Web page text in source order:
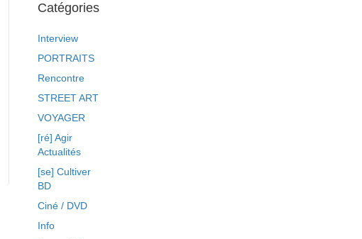
Catégories
Interview
PORTRAITS
Rencontre
STREET ART
VOYAGER
[ré] Agir
Actualités
[se] Cultiver
BD
Ciné / DVD
Info